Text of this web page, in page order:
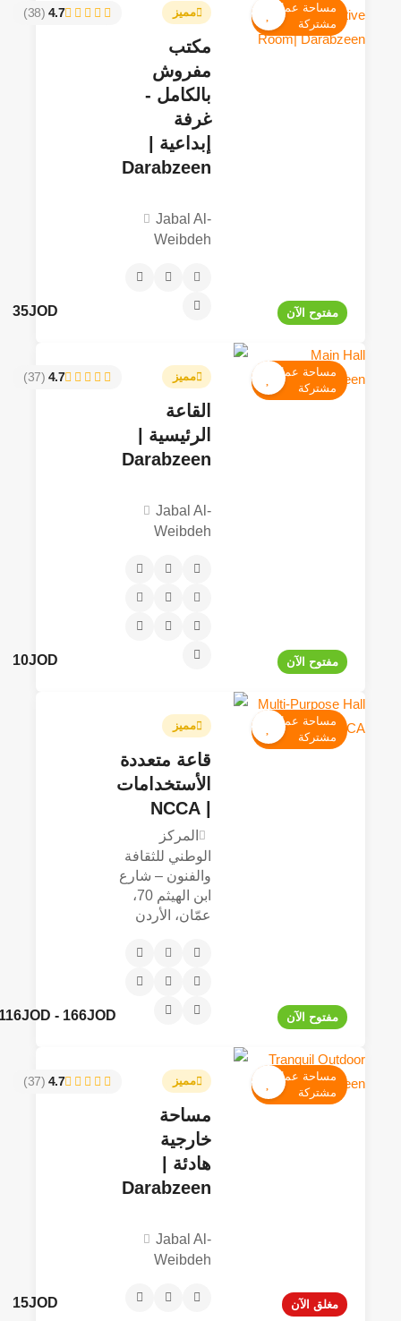
مفتوح الآن
مساحة عمل
مشتركة
مميز
مكتب
مفروش
بالكامل -
غرفة
إبداعية |
Darabzeen
Jabal Al-
Weibdeh
4.7
(38)
35JOD
مفتوح الآن
مساحة عمل
مشتركة
مميز
القاعة
الرئيسية |
Darabzeen
Jabal Al-
Weibdeh
4.7
(37)
10JOD
مفتوح الآن
مساحة عمل
مشتركة
مميز
قاعة متعددة
الأستخدامات
| NCCA
المركز
الوطني للثقافة
والفنون – شارع
ابن الهيثم 70،
عمّان، الأردن
- 166JOD
مغلق الآن
مساحة عمل
مشتركة
مميز
مساحة
خارجية
هادئة |
Darabzeen
Jabal Al-
Weibdeh
4.7
(37)
15JOD